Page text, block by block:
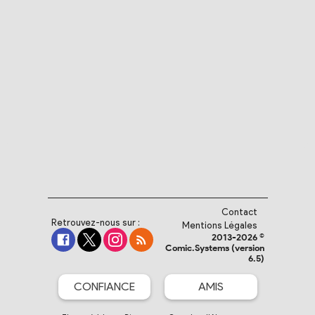
Retrouvez-nous sur :
Contact
Mentions Légales
2013-2026 ©
Comic.Systems (version
6.5)
CONFIANCE AMIS